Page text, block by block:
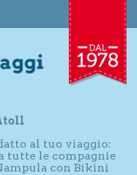
al tuo viaggio:
tutte le compagnie
con Bikini